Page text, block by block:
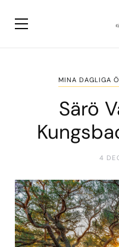
MINA DAGLIGA
Särö
4